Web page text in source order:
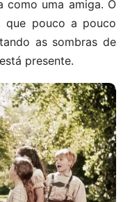
como uma amiga. O
que pouco a pouco
as sombras de
presente.